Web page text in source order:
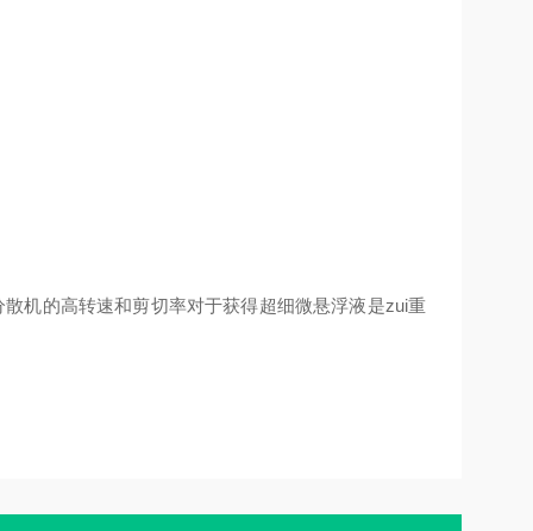
机的高转速和剪切率对于获得超细微悬浮液是zui重